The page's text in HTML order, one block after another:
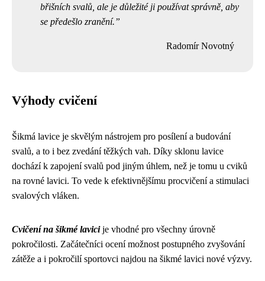
břišních svalů, ale je důležité ji používat správně, aby
se předešlo zranění.
Radomír Novotný
Výhody cvičení
Šikmá lavice je skvělým nástrojem pro posílení a budování
svalů, a to i bez zvedání těžkých vah. Díky sklonu lavice
dochází k zapojení svalů pod jiným úhlem, než je tomu u cviků
na rovné lavici. To vede k efektivnějšímu procvičení a stimulaci
svalových vláken.
Cvičení na šikmé lavicije vhodné pro všechny úrovně
pokročilosti. Začátečníci ocení možnost postupného zvyšování
zátěže a i pokročilí sportovci najdou na šikmé lavici nové výzvy.